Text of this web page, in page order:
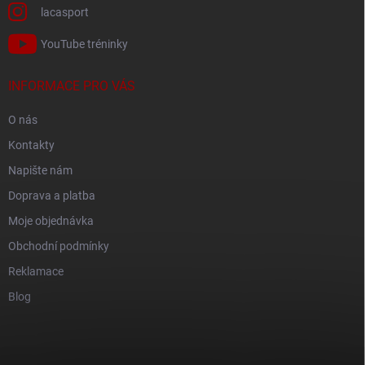
lacasport
YouTube tréninky
INFORMACE PRO VÁS
O nás
Kontakty
Napište nám
Doprava a platba
Moje objednávka
Obchodní podmínky
Reklamace
Blog